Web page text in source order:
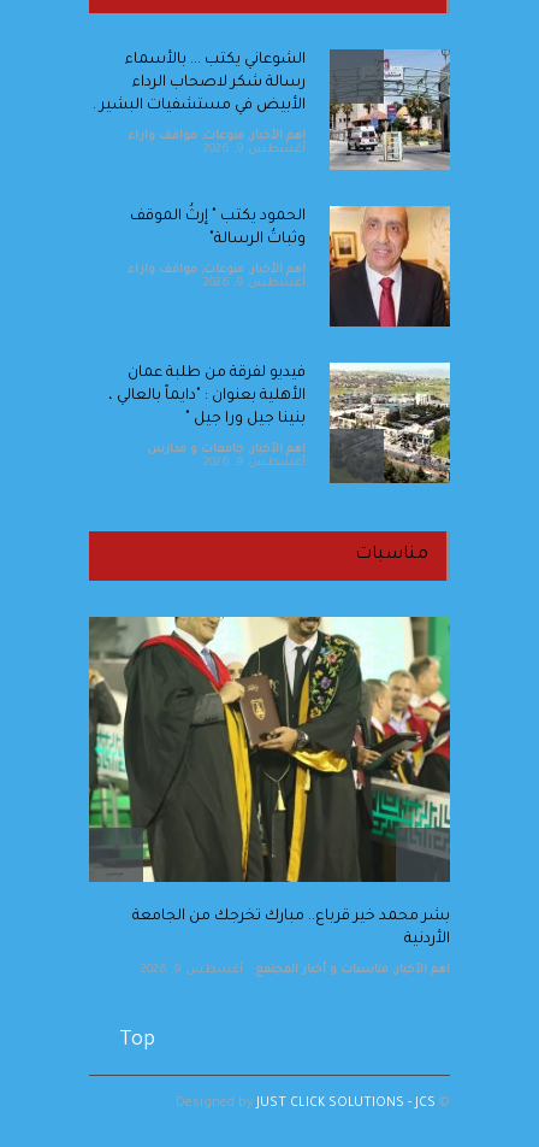
الشوعاني يكتب ... بالأسماء
رسالة شكر لاصحاب الرداء
الأبيض في مستشفيات البشير .
اهم الأخبار, منوعات, مواقف واراء
أغسطس 9, 2026
الحمود يكتب " إرثُ الموقف
وثباتُ الرسالة"
اهم الأخبار, منوعات, مواقف واراء
أغسطس 9, 2026
فيديو لفرقة من طلبة عمان
الأهلية بعنوان : "دايماً بالعالي ،
بنينا جيل ورا جيل "
اهم الأخبار, جامعات و مدارس
أغسطس 9, 2026
سامسونج وSpotify تتعاونان
بشر محمد خير قرباع.. مبارك
تخرجك من الجامعة الأردنية
اهم الأخبار,مناسبات و أخبار المجتمع
أغسطس 9, 2026
مناسبات
بشر محمد خير قرباع.. مبارك تخرجك من الجامعة
الأردنية
اهم الأخبار, مناسبات و أخبار المجتمع أغسطس 9, 2026
Top
© Designed by
JUST CLICK SOLUTIONS - JCS